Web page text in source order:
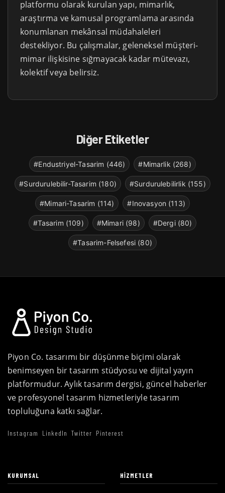
platformu olarak kurulan yapı, mimarlık,
araştırma ve kamusal programlama arasında
konumlanan mekânsal müdahaleleri
destekliyor. Bu çalışmalar, geleneksel müşteri-
mimar ilişkisine sığmayacak kadar mütevazı,
kolektif veya belirsiz.
Diğer Etiketler
#Endustriyel-Tasarim (446) #Mimarlik (268)
#Surdurulebilir-Tasarim (180) #Surdurulebilirlik (155)
#Mimari-Tasarim (114) #Inovasyon (113)
#Tasarim (109) #Mimari (98) #Dergi (80)
#Tasarim-Felsefesi (80)
Piyon Co. tasarımı bir düşünme biçimi olarak
benimseyen bir tasarım stüdyosu ve dijital yayın
platformudur. Aylık tasarım dergisi, güncel haberler
ve profesyonel tasarım hizmetleriyle tasarım
topluluğuna katkı sağlar.
Instagram LinkedIn Twitter Pinterest
KURUMSAL HIZMETLER